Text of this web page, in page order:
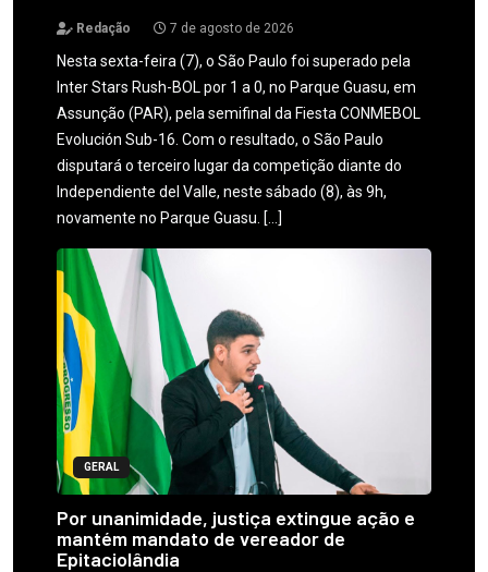
Redação 7 de agosto de 2026
Nesta sexta-feira (7), o São Paulo foi superado pela
Inter Stars Rush-BOL por 1 a 0, no Parque Guasu, em
Assunção (PAR), pela semifinal da Fiesta CONMEBOL
Evolución Sub-16. Com o resultado, o São Paulo
disputará o terceiro lugar da competição diante do
Independiente del Valle, neste sábado (8), às 9h,
novamente no Parque Guasu. […]
GERAL
Por unanimidade, justiça extingue ação e
mantém mandato de vereador de
Epitaciolândia